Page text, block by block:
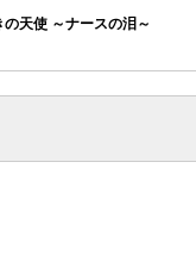
の天使 ～ナースの泪～